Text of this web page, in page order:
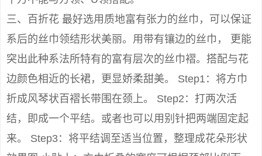
三、百折花 最好选用质地富有张力的丝巾，可以保证
系后的丝巾领结形状美丽。用带有镶边的丝巾， 更能
突出此种系法所特有的富有层次的丝巾褶。搭配与花
边颜色相近的长裙，更显娇柔甜美。 Step1：将方巾
折成风琴状百褶长带围在颈上。 Step2：打两次活
结，即成一个平结。或者也可以用别针把两端固定起
来。 Step3：将平结调至适当位置，整理成花朵形状